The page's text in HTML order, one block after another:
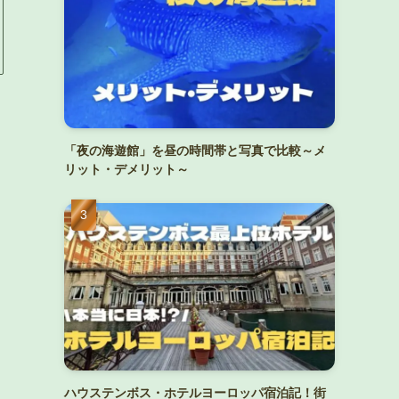
「夜の海遊館」を昼の時間帯と写真で比較～メ
リット・デメリット～
ハウステンボス・ホテルヨーロッパ宿泊記！街